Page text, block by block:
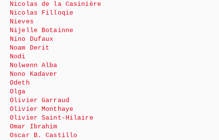
Nicolas de la Casinière
Nicolas Filloqie
Nieves
Nijelle Botainne
Nino Dufaux
Noam Derit
Nodi
Nolwenn Alba
Nono Kadaver
Odeth
Olga
Olivier Garraud
Olivier Monthaye
Olivier Saint-Hilaire
Omar Ibrahim
Oscar B. Castillo